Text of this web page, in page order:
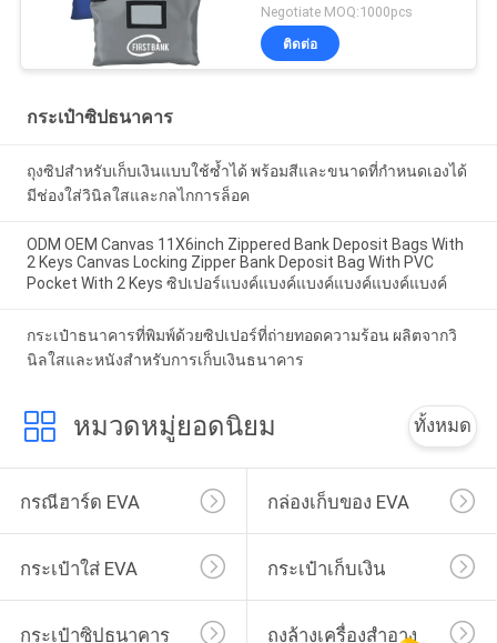
Negotiate MOQ:1000pcs
ติดต่อ
กระเป๋าซิปธนาคาร
ถุงซิปสำหรับเก็บเงินแบบใช้ซ้ำได้ พร้อมสีและขนาดที่กำหนดเองได้
มีช่องใส่วินิลใสและกลไกการล็อค
ODM OEM Canvas 11X6inch Zippered Bank Deposit Bags With
2 Keys Canvas Locking Zipper Bank Deposit Bag With PVC
Pocket With 2 Keys ซิปเปอร์แบงค์แบงค์แบงค์แบงค์แบงค์แบงค์
กระเป๋าธนาคารที่พิมพ์ด้วยซิปเปอร์ที่ถ่ายทอดความร้อน ผลิตจากวิ
นิลใสและหนังสําหรับการเก็บเงินธนาคาร
หมวดหมู่ยอดนิยม ทั้งหมด
กรณีฮาร์ด EVA กล่องเก็บของ EVA
กระเป๋าใส่ EVA กระเป๋าเก็บเงิน
กระเป๋าซิปธนาคาร ถุงล้างเครื่องสำอาง